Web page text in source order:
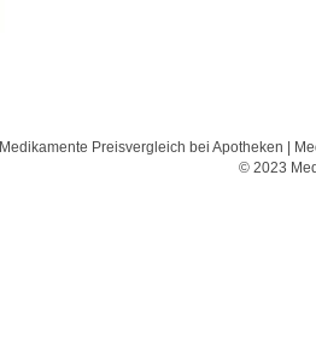
Medikamente Preisvergleich bei Apotheken |
© 2023